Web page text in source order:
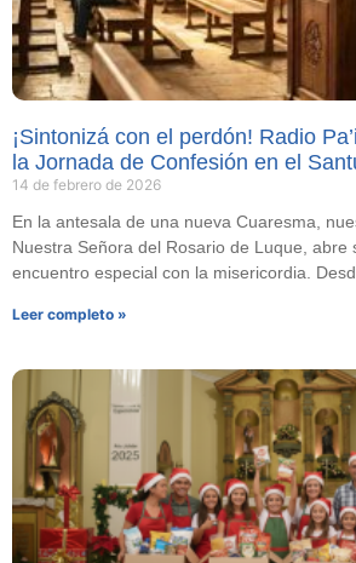
¡Sintonizá con el perdón! Radio
la Jornada de Confesión en el
14 de febrero de 2026
En la antesala de una nueva Cuaresma,
Nuestra Señora del Rosario de Luque, abre
encuentro especial con la misericordia.
Leer completo »